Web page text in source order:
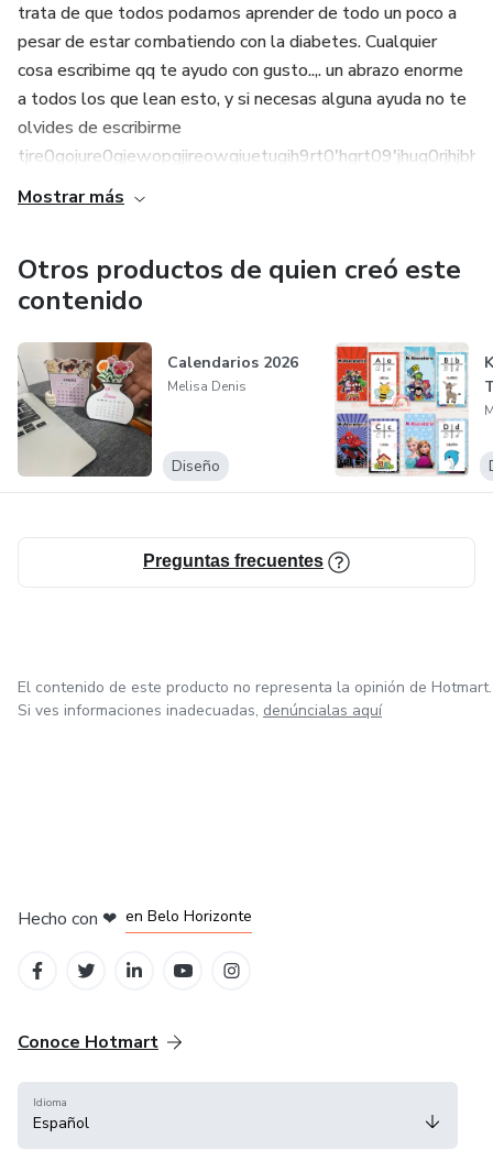
trata de que todos podamos aprender de todo un poco a
pesar de estar combatiendo con la diabetes. Cualquier
cosa escribime qq te ayudo con gusto..,. un abrazo enorme
a todos los que lean esto, y si necesas alguna ayuda no te
olvides de escribirme
Mostrar más
Otros productos de quien creó este
contenido
Calendarios 2026
Melisa Denis
Diseño
Preguntas frecuentes
El contenido de este producto no representa la opinión de Hotmart.
Si ves informaciones inadecuadas, denúncialas aquí
Hecho con ❤ en Belo Horizonte
Conoce Hotmart
Idioma
Español